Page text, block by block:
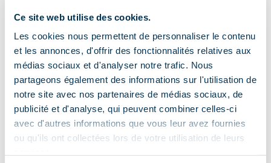
Ce site web utilise des cookies.
Les cookies nous permettent de personnaliser le contenu
et les annonces, d'offrir des fonctionnalités relatives aux
médias sociaux et d'analyser notre trafic. Nous
partageons également des informations sur l'utilisation de
notre site avec nos partenaires de médias sociaux, de
publicité et d'analyse, qui peuvent combiner celles-ci
avec d'autres informations que vous leur avez fournies
ou qu'ils ont collectées lors de votre utilisation de leurs